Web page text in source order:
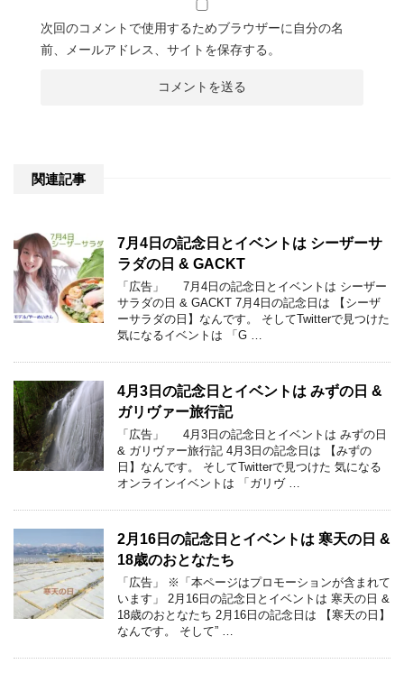
次回のコメントで使用するためブラウザーに自分の名
前、メールアドレス、サイトを保存する。
関連記事
7月4日の記念日とイベントは シーザーサ
ラダの日 & GACKT
「広告」 7月4日の記念日とイベントは シーザー
サラダの日 & GACKT 7月4日の記念日は 【シーザ
ーサラダの日】なんです。 そしてTwitterで見つけた
気になるイベントは 「G …
4月3日の記念日とイベントは みずの日 &
ガリヴァー旅行記
「広告」 4月3日の記念日とイベントは みずの日
& ガリヴァー旅行記 4月3日の記念日は 【みずの
日】なんです。 そしてTwitterで見つけた 気になる
オンラインイベントは 「ガリヴ …
2月16日の記念日とイベントは 寒天の日 &
18歳のおとなたち
「広告」 ※「本ページはプロモーションが含まれて
います」 2月16日の記念日とイベントは 寒天の日 &
18歳のおとなたち 2月16日の記念日は 【寒天の日】
なんです。 そして” …